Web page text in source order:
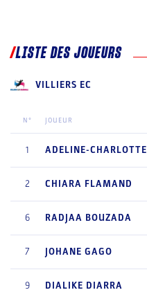
LISTE DES JOUEURS
VILLIERS EC
N° JOUEUR
1 ADELINE-CHARLOTTE
2 CHIARA FLAMAND
6 RADJAA BOUZADA
7 JOHANE GAGO
9 DIALIKE DIARRA